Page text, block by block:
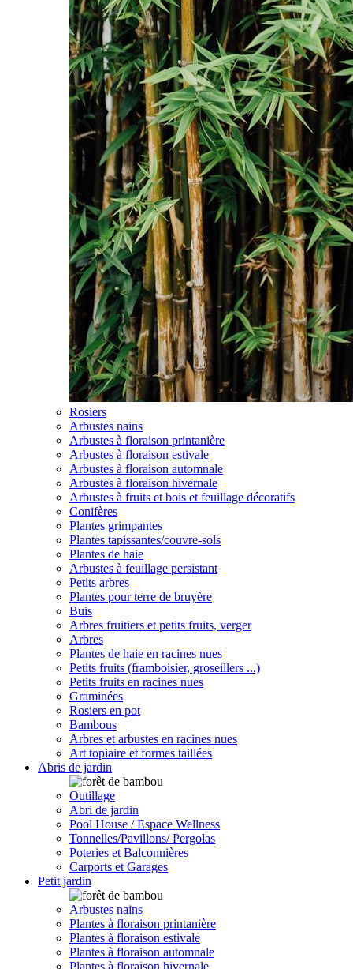
Rosiers
Arbustes nains
Arbustes à floraison printanière
Arbustes à floraison estivale
Arbustes à floraison automnale
Arbustes à floraison hivernale
Arbustes à fruits et bois et feuillage décoratifs
Conifères
Plantes grimpantes
Plantes tapissantes/couvre-sols
Plantes de haie
Arbustes à feuillage persistant
Petits arbres
Plantes pour terre de bruyère
Buis
Arbres fruitiers et petits fruits, verger
Arbres
Plantes de haie en racines nues
Petits fruits (framboisier, groseillers ...)
Petits fruits en racines nues
Graminées
Rosiers en pot
Bambous
Arbres et arbustes en racines nues
Art topiaire et formes taillées
Abris de jardin
Outillage
Abri de jardin
Pool House / Espace Wellness
Tonnelles/Pavillons/ Pergolas
Poteries et Balconnières
Carports et Garages
Petit jardin
Arbustes nains
Plantes à floraison printanière
Plantes à floraison estivale
Plantes à floraison automnale
Plantes à floraison hivernale